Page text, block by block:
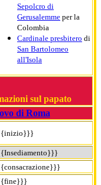
Sepolcro di
Gerusalemme per la
Colombia
Cardinale presbitero di
San Bartolomeo
all'Isola
sul papato
di Roma